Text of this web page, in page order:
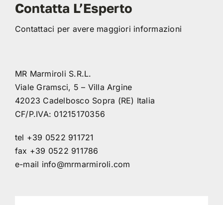
Contatta L’Esperto
Contattaci per avere maggiori informazioni
MR Marmiroli S.R.L.
Viale Gramsci, 5 – Villa Argine
42023 Cadelbosco Sopra (RE) Italia
CF/P.IVA: 01215170356
tel +39 0522 911721
fax +39 0522 911786
e-mail info@mrmarmiroli.com